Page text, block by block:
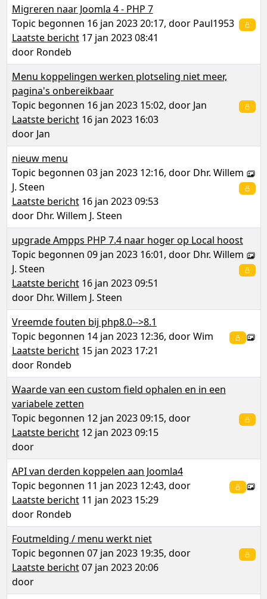
Migreren naar Joomla 4 - PHP 7
Topic begonnen 16 jan 2023 20:17, door Paul1953
Laatste bericht17 jan 2023 08:41
door Rondeb
Menu koppelingen werken plotseling niet meer,
pagina's onbereikbaar
Topic begonnen 16 jan 2023 15:02, door Jan
Laatste bericht16 jan 2023 16:03
door Jan
nieuw menu
Topic begonnen 03 jan 2023 12:16, door Dhr. Willem
J. Steen
Laatste bericht16 jan 2023 09:53
door Dhr. Willem J. Steen
upgrade Ampps PHP 7.4 naar hoger op Local hoost
Topic begonnen 09 jan 2023 16:01, door Dhr. Willem
J. Steen
Laatste bericht16 jan 2023 09:51
door Dhr. Willem J. Steen
Vreemde fouten bij php8.0-->8.1
Topic begonnen 14 jan 2023 12:36, doorWim
Laatste bericht15 jan 2023 17:21
door Rondeb
Waarde van een custom field ophalen en in een
variabele zetten
Topic begonnen 12 jan 2023 09:15, door
Laatste bericht12 jan 2023 09:15
door
API van derden koppelen aan Joomla4
Topic begonnen 11 jan 2023 12:43, door
Laatste bericht11 jan 2023 15:29
door Rondeb
Foutmelding / menu werkt niet
Topic begonnen 07 jan 2023 19:35, door
Laatste bericht07 jan 2023 20:06
door